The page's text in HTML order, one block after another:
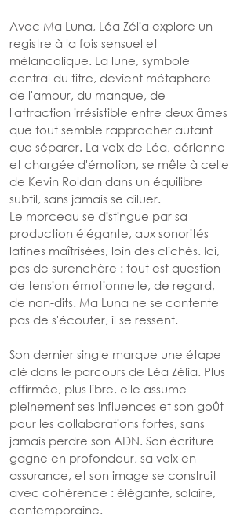
Avec Ma Luna, Léa Zélia explore un
registre à la fois sensuel et
mélancolique. La lune, symbole
central du titre, devient métaphore
de l'amour, du manque, de
l'attraction irrésistible entre deux âmes
que tout semble rapprocher autant
que séparer. La voix de Léa, aérienne
et chargée d'émotion, se mêle à celle
de Kevin Roldan dans un équilibre
subtil, sans jamais se diluer.
Le morceau se distingue par sa
production élégante, aux sonorités
latines maîtrisées, loin des clichés. Ici,
pas de surenchère : tout est question
de tension émotionnelle, de regard,
de non-dits. Ma Luna ne se contente
pas de s'écouter, il se ressent.
Son dernier single marque une étape
clé dans le parcours de Léa Zélia. Plus
affirmée, plus libre, elle assume
pleinement ses influences et son goût
pour les collaborations fortes, sans
jamais perdre son ADN. Son écriture
gagne en profondeur, sa voix en
assurance, et son image se construit
avec cohérence : élégante, solaire,
contemporaine.